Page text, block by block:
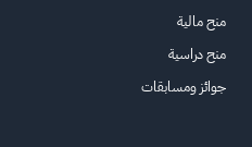
منح مالية
منح دراسية
جوائز ومسابقات